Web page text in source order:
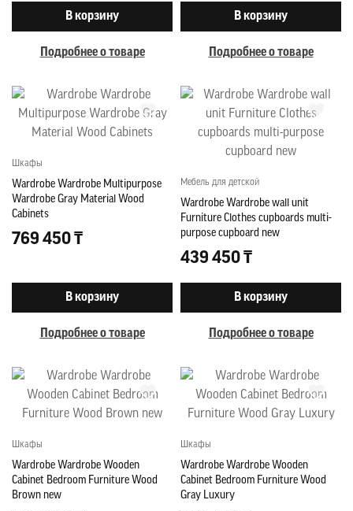
В корзину
Подробнее о товаре
В корзину
Подробнее о товаре
Шкафы
Wardrobe Wardrobe Multipurpose
Wardrobe Gray Material Wood
Cabinets
769 450 ₸
В корзину
Подробнее о товаре
Мебель для детской
Wardrobe Wardrobe wall unit
Furniture Clothes cupboards multi-
purpose cupboard new
439 450 ₸
В корзину
Подробнее о товаре
Шкафы
Wardrobe Wardrobe Wooden
Cabinet Bedroom Furniture Wood
Brown new
Шкафы
Wardrobe Wardrobe Wooden
Cabinet Bedroom Furniture Wood
Gray Luxury